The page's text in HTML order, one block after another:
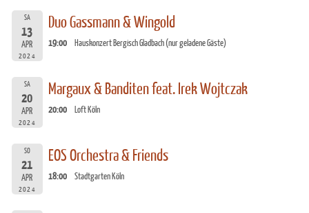
SA
13
APR
2024
Duo Gassmann & Wingold
19:00 Hauskonzert Bergisch Gladbach (nur geladene Gäste)
SA
20
APR
2024
Margaux & Banditen feat. Irek Wojtczak
20:00 Loft Köln
SO
21
APR
2024
EOS Orchestra & Friends
18:00 Stadtgarten Köln